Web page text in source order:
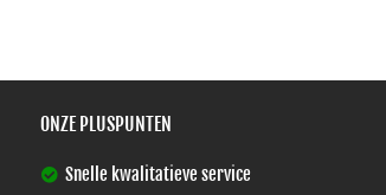
ONZE PLUSPUNTEN
Snelle kwalitatieve service